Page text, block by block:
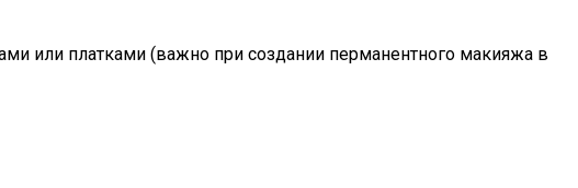
или платками (важно при создании перманентного макияжа в